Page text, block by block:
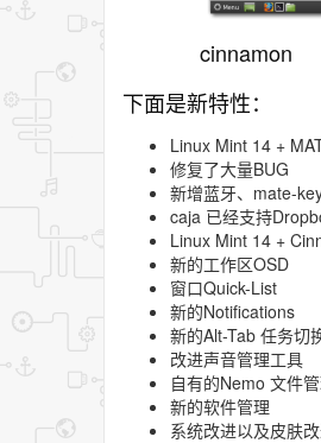
cinnamon
下面是新特性：
Linux Mint 14 +
修复了大量BUG
新增蓝牙、mate-
caja 已经支持
Linux Mint 14 +
新的工作区OSD
窗口Quick-List
新的Notifications
新的Alt-Tab 任务切
改进声音管理工具
自有的Nemo 文件
新的软件管理
系统改进以及皮肤